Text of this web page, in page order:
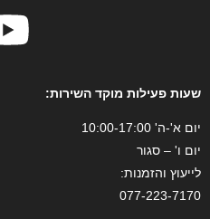
שעות פעילות מוקד השירות:
יום א'-ה' 10:00-17:00
יום ו' – סגור
לייעוץ והזמנות:
077-223-7170